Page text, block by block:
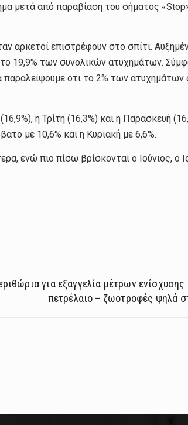
μετά από παραβίαση του σήματος
αρκετοί επιστρέφουν στο σπίτι.
19,9% των συνολικών ατυχημάτων.
ότι το 2% των ατυχημάτων
η Τρίτη (16,3%) και η Παρασκευή
με 10,6% και η Κυριακή με 6,6%.
ενώ πιο πίσω βρίσκονται ο Ιούνιος, ο
για εξαγγελία μέτρων
πετρέλαιο – ζωοτροφές ψηλά